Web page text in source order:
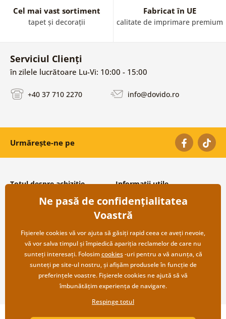
Cel mai vast sortiment
tapet și decorații
Fabricat în UE
calitate de imprimare premium
Serviciul Clienți
în zilele lucrătoare Lu-Vi: 10:00 - 15:00
+40 37 710 2270 info@dovido.ro
Urmărește-ne pe
Totul despre achiziție
Condiții și termeni generali
Protecția datelor personale
Transport și modalități de plată
Returnare
Informații utile
Despre noi
Întrebări frecvente
Contacte
Cooperare angro
Ne pasă de confidențialitatea
Voastră
Fișierele cookies vă vor ajuta să găsiți rapid ceea ce aveți nevoie,
vă vor salva timpul și împiedică apariția reclamelor de care nu
sunteți interesați. Folosimcookies-uri pentru a vă anunța, că
sunteți pe site-ul nostru, și afișăm produsele în funcție de
preferințele voastre. Fișierele cookies ne ajută să vă
îmbunătățim experiența de navigare.
Respinge totul